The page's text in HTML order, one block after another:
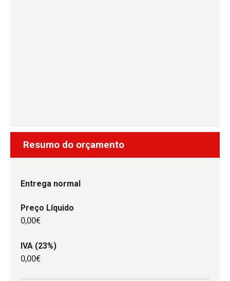
Resumo do orçamento
Entrega normal
Preço Líquido
0,00€
IVA (23%)
0,00€